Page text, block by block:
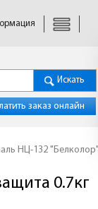
Искать
заказ онлайн
НЦ-132
0.7кг